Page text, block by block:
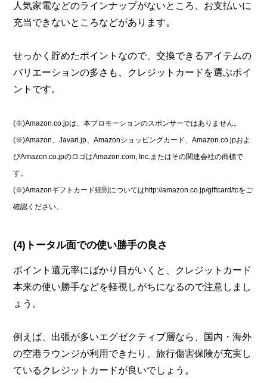
人気家電などのラインナップがないところ、お支払いに
充当できないところなどがあります。
せっかく貯めたポイントなので、交換できるアイテムの
バリエーションの多さも、クレジットカードを選ぶポイ
ントです。
(※)Amazon.co.jpは、本プロモーションのスポンサーではありません。
(※)Amazon、Javari.jp、Amazonショッピングカード、Amazon.co.jpおよ
びAmazon.co.jpのロゴはAmazon.com, Inc.またはその関連会社の商標で
す。
(※)Amazonギフトカード細則についてはhttp://amazon.co.jp/giftcard/tcをご
確認ください。
(4)トータル面での使い勝手の良さ
ポイント還元率にばかり目がいくと、クレジットカード
本来の使い勝手などを軽視しがちになるので注意しまし
ょう。
例えば、出張が多いエグゼクティブ層なら、国内・海外
の空港ラウンジが利用できたり、旅行傷害保険が充実し
ているクレジットカードが良いでしょう。